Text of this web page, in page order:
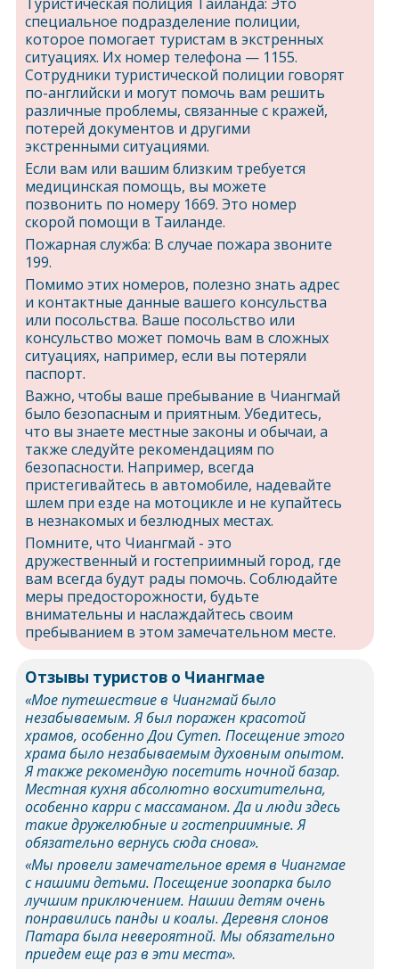
специальное подразделение полиции,
которое помогает туристам в экстренных
ситуациях. Их номер телефона — 1155.
Сотрудники туристической полиции говорят
по-английски и могут помочь вам решить
различные проблемы, связанные с кражей,
потерей документов и другими
экстренными ситуациями.
Если вам или вашим близким требуется
медицинская помощь, вы можете
позвонить по номеру 1669. Это номер
скорой помощи в Таиланде.
Пожарная служба: В случае пожара звоните
199.
Помимо этих номеров, полезно знать адрес
и контактные данные вашего консульства
или посольства. Ваше посольство или
консульство может помочь вам в сложных
ситуациях, например, если вы потеряли
паспорт.
Важно, чтобы ваше пребывание в Чиангмай
было безопасным и приятным. Убедитесь,
что вы знаете местные законы и обычаи, а
также следуйте рекомендациям по
безопасности. Например, всегда
пристегивайтесь в автомобиле, надевайте
шлем при езде на мотоцикле и не купайтесь
в незнакомых и безлюдных местах.
Помните, что Чиангмай - это
дружественный и гостеприимный город, где
вам всегда будут рады помочь. Соблюдайте
меры предосторожности, будьте
внимательны и наслаждайтесь своим
пребыванием в этом замечательном месте.
Отзывы туристов о Чиангмае
«Мое путешествие в Чиангмай было
незабываемым. Я был поражен красотой
храмов, особенно Дои Сутеп. Посещение этого
храма было незабываемым духовным опытом.
Я также рекомендую посетить ночной базар.
Местная кухня абсолютно восхитительна,
особенно карри с массаманом. Да и люди здесь
такие дружелюбные и гостеприимные. Я
обязательно вернусь сюда снова».
«Мы провели замечательное время в Чиангмае
с нашими детьми. Посещение зоопарка было
лучшим приключением. Нашии детям очень
понравились панды и коалы. Деревня слонов
Патара была невероятной. Мы обязательно
приедем еще раз в эти места».